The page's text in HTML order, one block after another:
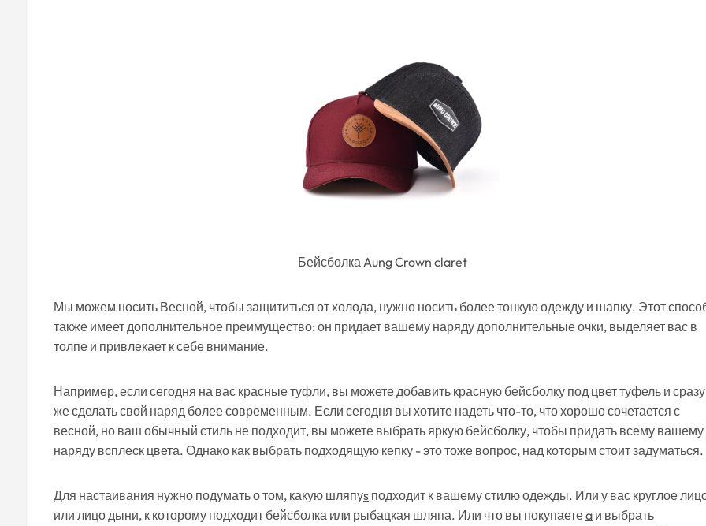
Бейсболка Aung Crown claret
Мы можем носить Весной, чтобы защититься от холода, нужно носить более тонкую одежду и шапку. Этот
также имеет дополнительное преимущество: он придает вашему наряду дополнительные очки, выделяет вас в
толпе и привлекает к себе внимание.
Например, если сегодня на вас красные туфли, вы можете добавить красную бейсболку под цвет туфель и сразу
же сделать свой наряд более современным. Если сегодня вы хотите надеть что-то, что хорошо сочетается с
весной, но ваш обычный стиль не подходит, вы можете выбрать яркую бейсболку, чтобы придать всему вашему
наряду всплеск цвета. Однако как выбрать подходящую кепку - это тоже вопрос, над которым стоит задуматься.
Для настаивания нужно подумать о том, какую шляпуs подходит к вашему стилю одежды. Или у вас круглое
или лицо дыни, к которому подходит бейсболка или рыбацкая шляпа. Или что вы покупаетеa и выбрать